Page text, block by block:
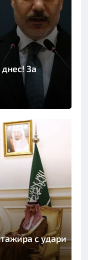
За
с удари